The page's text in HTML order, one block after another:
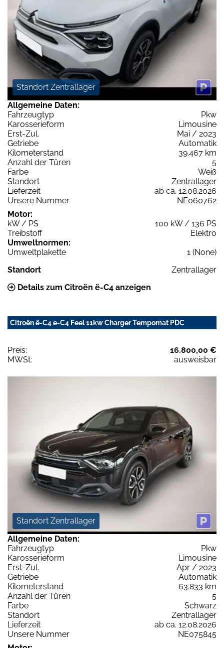
Standort Zentrallager
Allgemeine Daten:
Fahrzeugtyp
Pkw
Karosserieform
Limousine
Erst-Zul.
Mai / 2023
Getriebe
Automatik
Kilometerstand
39.467 km
Anzahl der Türen
5
Farbe
Weiß
Standort
Zentrallager
Lieferzeit
ab ca. 12.08.2026
Unsere Nummer
NE060762
Motor:
kW / PS
100 kW / 136 PS
Treibstoff
Elektro
Umweltnormen:
Umweltplakette
1 (None)
Standort
Zentrallager
Details zum Citroën ë-C4 anzeigen
Citroën ë-C4 e-C4 Feel 11kw Charger Tempomat PDC
Preis:
16.800,00 €
MWSt:
ausweisbar
Standort Zentrallager
Allgemeine Daten:
Fahrzeugtyp
Pkw
Karosserieform
Limousine
Erst-Zul.
Apr / 2023
Getriebe
Automatik
Kilometerstand
63.833 km
Anzahl der Türen
5
Farbe
Schwarz
Standort
Zentrallager
Lieferzeit
ab ca. 12.08.2026
Unsere Nummer
NE075845